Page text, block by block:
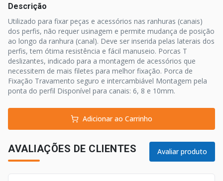
Descrição
Utilizado para fixar peças e acessórios nas ranhuras (canais)
dos perfis, não requer usinagem e permite mudança de posição
ao longo da ranhura (canal). Deve ser inserida pelas laterais dos
perfis, tem ótima resistência e fácil manuseio. Porcas T
deslizantes, indicado para a montagem de acessórios que
necessitem de mais filetes para melhor fixação. Porca de
Fixação Travamento seguro e intercambiável Montagem pela
ponta do perfil Disponível para canais: 6, 8 e 10mm.
Adicionar ao Carrinho
AVALIAÇÕES DE CLIENTES Avaliar produto